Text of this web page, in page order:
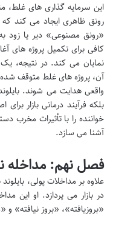
این سرمایه گذاری های غلط،
رونق ظاهری ایجاد می کند که
«رونق مصنوعی» دیر یا زود
کافی برای تکمیل پروژه های
نمایان می کند. در نتیجه،
آن، پروژه های غلط متوقف
واقعی هدایت می شوند.
بلکه فرآیند درمانی بازار
خواننده را با تأثیرات مخرب
آشنا می سازد.
فصل نهم: مداخله
علاوه بر مداخلات پولی،
در بازار می پردازد. او این
«بروزیافته»، «بروز نیافته»